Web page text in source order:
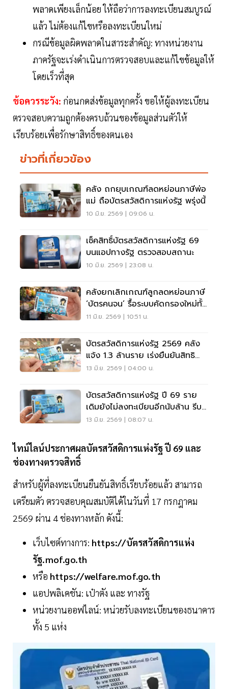
พลาดเพียงเล็กน้อย ให้ถือว่าการลงทะเบียนสมบูรณ์
แล้ว ไม่ต้องแก้ไขหรือลงทะเบียนใหม่
กรณีข้อมูลผิดพลาดในสาระสำคัญ: ทางหน่วยงาน
ภาครัฐจะเร่งดำเนินการตรวจสอบและแก้ไขข้อมูลให้
โดยเร็วที่สุด
ข้อควรระวัง: ก่อนกดส่งข้อมูลทุกครั้ง ขอให้ผู้ลงทะเบียน
ตรวจสอบความถูกต้องครบถ้วนของข้อมูลส่วนตัวให้
เรียบร้อยเพื่อรักษาสิทธิ์ของตนเอง
ข่าวที่เกี่ยวข้อง
คลัง ถกยุบเกณฑ์ลดหย่อนภาษีพ่อ
แม่ ถือบัตรสวัสดิการแห่งรัฐ พรุ่งนี้
10 มิ.ย. 2569 | 09:06 น.
เช็คสิทธิ์บัตรสวัสดิการแห่งรัฐ 69
บนแอปทางรัฐ ตรวจสอบสถานะ
10 มิ.ย. 2569 | 23:08 น.
คลังยกเลิกเกณฑ์ลูกลดหย่อนภาษี
‘บัตรคนจน’ รื้อระบบคัดกรองใหม่ทั้ง
ชุด
11 มิ.ย. 2569 | 10:51 น.
บัตรสวัสดิการแห่งรัฐ 2569 คลัง
แจ้ง 1.3 ล้านราย เร่งยืนยันสิทธิ
ก่อน 21 มิ.ย. นี้
13 มิ.ย. 2569 | 04:00 น.
บัตรสวัสดิการแห่งรัฐ ปี 69 ราย
เดิมยังไม่ลงทะเบียนอีกนับล้าน รีบ
ยืนยันสิทธิ์ด่วน
13 มิ.ย. 2569 | 08:07 น.
ไทม์ไลน์ประกาศผลบัตรสวัสดิการแห่งรัฐ ปี 69 และ
ช่องทางตรวจสิทธิ์
สำหรับผู้ที่ลงทะเบียนยืนยันสิทธิ์เรียบร้อยแล้ว สามารถ
เตรียมตัว ตรวจสอบคุณสมบัติได้ในวันที่ 17 กรกฎาคม
2569 ผ่าน 4 ช่องทางหลัก ดังนี้:
เว็บไซต์ทางการ: https://บัตรสวัสดิการแห่ง
รัฐ.mof.go.th
หรือ https://welfare.mof.go.th
แอปพลิเคชัน: เป๋าตัง และ ทางรัฐ
หน่วยงานออฟไลน์: หน่วยรับลงทะเบียนของธนาคาร
ทั้ง 5 แห่ง